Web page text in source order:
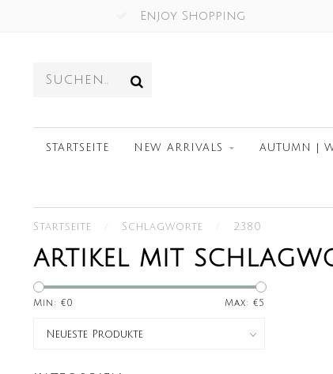
Enjoy Shopping
STARTSEITE NEW ARRIVALS AUTUMN |
Startseite Schlagworte 2380
ARTIKEL MIT
Min: €0 Max: €5